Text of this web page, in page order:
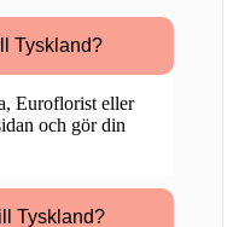
Tyskland?
Euroflorist eller
och gör din
Tyskland?